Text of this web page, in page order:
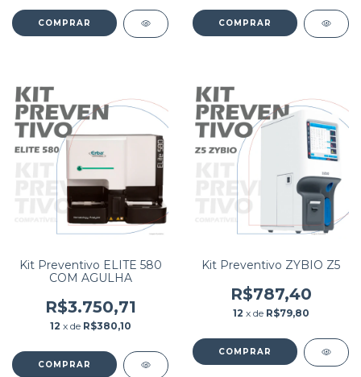
Kit Preventivo ELITE 580
COM AGULHA
R$3.750,71
12 x de R$380,10
Kit Preventivo ZYBIO Z5
R$787,40
12 x de R$79,80